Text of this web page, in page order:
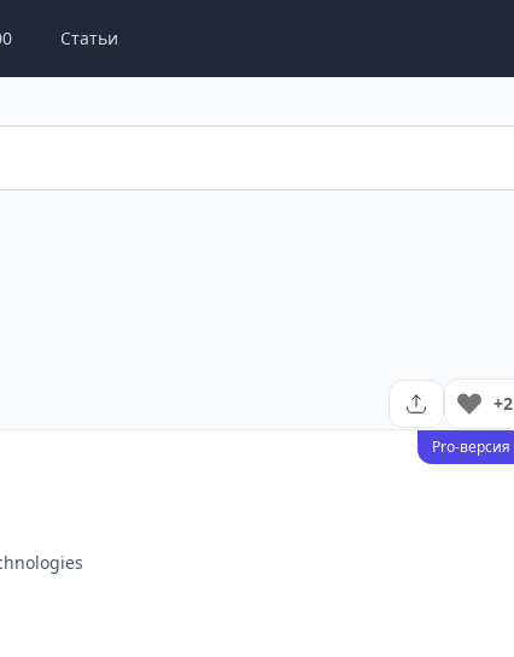
Статьи
+2
Pro-версия